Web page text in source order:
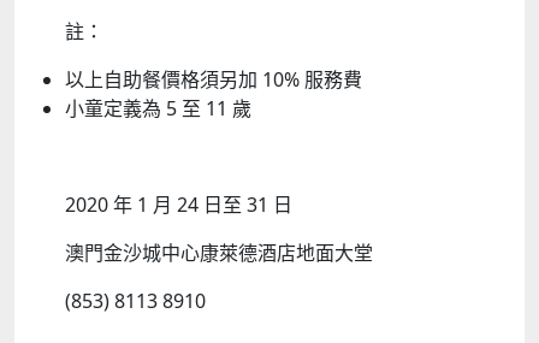
註：
以上自助餐價格須另加 10% 服務費
小童定義為 5 至 11 歲
2020 年 1 月 24 日至 31 日
澳門金沙城中心康萊德酒店地面大堂
(853) 8113 8910